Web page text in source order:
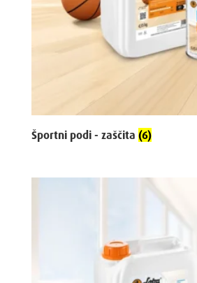
Športni podi - zaščita (6)